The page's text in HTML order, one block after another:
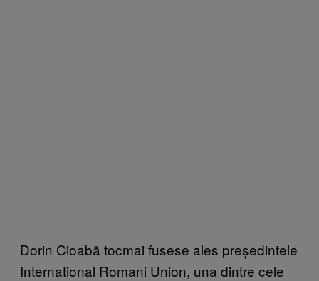
Dorin Cioabă tocmai fusese ales președintele
International Romani Union, una dintre cele